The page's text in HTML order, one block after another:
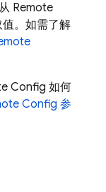
Remote
。如需了解
Config 如何
Config 参